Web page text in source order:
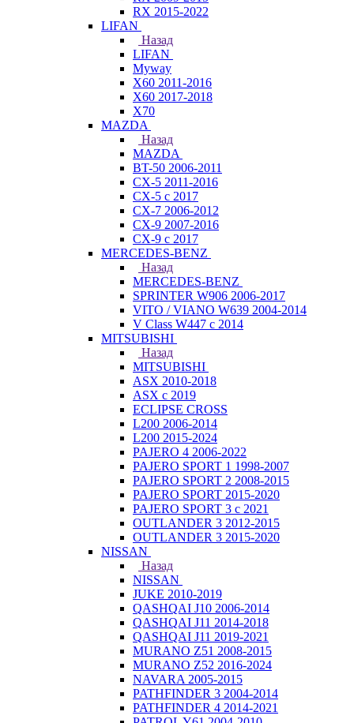
RX 2015-2022
LIFAN
Назад
LIFAN
Myway
X60 2011-2016
X60 2017-2018
X70
MAZDA
Назад
MAZDA
BT-50 2006-2011
CX-5 2011-2016
CX-5 с 2017
CX-7 2006-2012
CX-9 2007-2016
CX-9 с 2017
MERCEDES-BENZ
Назад
MERCEDES-BENZ
SPRINTER W906 2006-2017
VITO / VIANO W639 2004-2014
V Class W447 с 2014
MITSUBISHI
Назад
MITSUBISHI
ASX 2010-2018
ASX с 2019
ECLIPSE CROSS
L200 2006-2014
L200 2015-2024
PAJERO 4 2006-2022
PAJERO SPORT 1 1998-2007
PAJERO SPORT 2 2008-2015
PAJERO SPORT 2015-2020
PAJERO SPORT 3 с 2021
OUTLANDER 3 2012-2015
OUTLANDER 3 2015-2020
NISSAN
Назад
NISSAN
JUKE 2010-2019
QASHQAI J10 2006-2014
QASHQAI J11 2014-2018
QASHQAI J11 2019-2021
MURANO Z51 2008-2015
MURANO Z52 2016-2024
NAVARA 2005-2015
PATHFINDER 3 2004-2014
PATHFINDER 4 2014-2021